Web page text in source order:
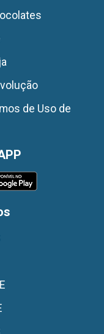
de Uso de